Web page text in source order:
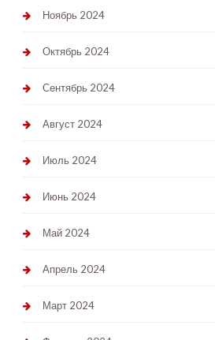
Ноябрь 2024
Октябрь 2024
Сентябрь 2024
Август 2024
Июль 2024
Июнь 2024
Май 2024
Апрель 2024
Март 2024